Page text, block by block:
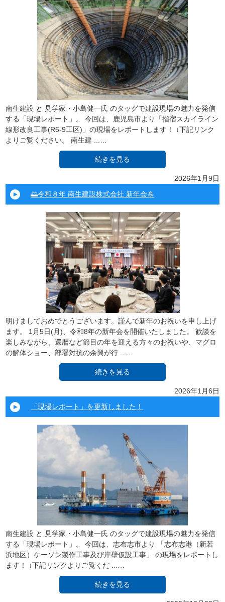
南生建設 と 見学家・小島健一氏 のタッグで建設現場の魅力を発信
する「現場レポート」。 今回は、鹿児島市より「指宿スカイライン
線形改良工事(R6-9工区)」の現場をレポートします！ ↓下記リンク
よりご覧ください。 南生建 ...…
続きを見る
2026年1月9日
🌅令和８年 南生建設株式会社 新年会🎍
明けましておめでとうございます。謹んで新年のお祝いを申し上げ
ます。 1月5日(月)、令和8年の新年会を開催いたしました。 歓談を
楽しみながら、還暦など節目の年を迎える方々のお祝いや、マグロ
の解体ショー、部署対抗の余興が行 ...…
続きを見る
2026年1月6日
「現場レポート」を更新しました！
南生建設 と 見学家・小島健一氏 のタッグで建設現場の魅力を発信
する「現場レポート」。 今回は、志布志市より 「志布志港（新若
浜地区）ケーソン製作工事及び岸壁仮設工事」 の現場をレポートし
ます！ ↓下記リンクよりご覧くだ ...…
続きを見る